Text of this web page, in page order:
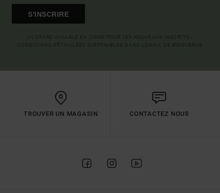
S'INSCRIRE
TROUVER UN MAGASIN CONTACTEZ NOUS